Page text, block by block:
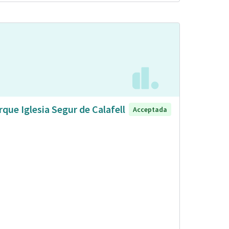
Iglesia Segur de Calafell Acceptada